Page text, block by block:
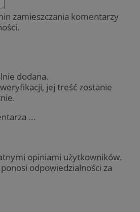
zamieszczania komentarzy
dodana.
jej treść zostanie
...
opiniami użytkowników.
odpowiedzialności za